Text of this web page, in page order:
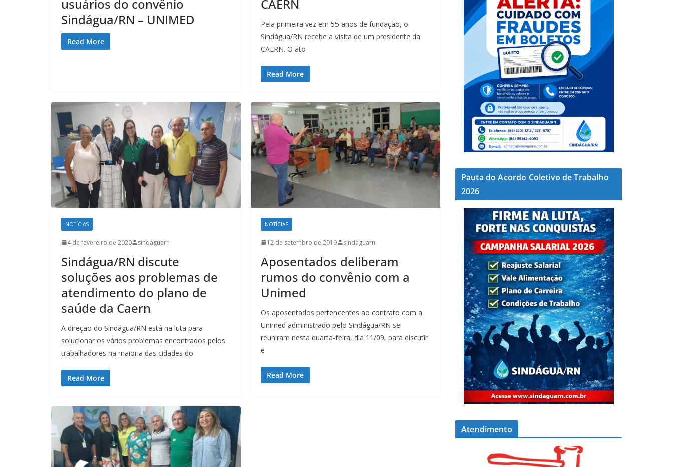
usuários do convênio
Sindágua/RN – UNIMED
Read More
CAERN
Pela primeira vez em 55 anos de fundação, o
Sindágua/RN recebe a visita de um presidente da
CAERN. O ato
Read More
NOTÍCIAS
4 de fevereiro de 2020 sindaguarn
Sindágua/RN discute
soluções aos problemas de
atendimento do plano de
saúde da Caern
A direção do Sindágua/RN está na luta para
solucionar os vários problemas encontrados pelos
trabalhadores na maioria das cidades do
Read More
NOTÍCIAS
12 de setembro de 2019 sindaguarn
Aposentados deliberam
rumos do convênio com a
Unimed
Os aposentados pertencentes ao contrato com a
Unimed administrado pelo Sindágua/RN se
reuniram nesta quarta-feira, dia 11/09, para discutir
e
Read More
Pauta do Acordo Coletivo de Trabalho
2026
Atendimento